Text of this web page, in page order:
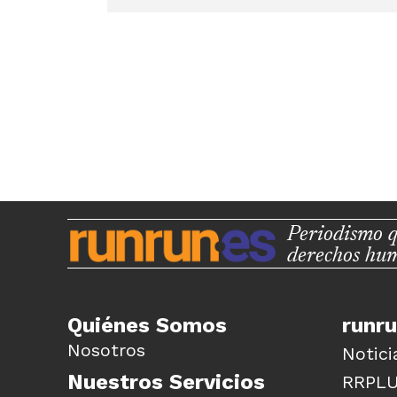
Periodismo
derechos
Quiénes Somos
Nosotros
Nuestros Servicios